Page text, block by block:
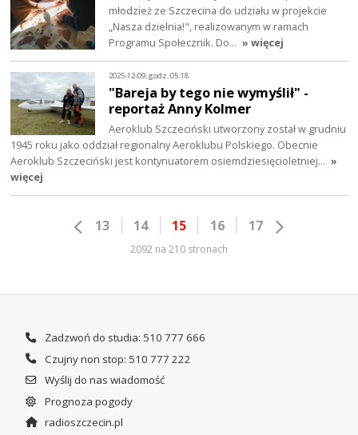
młodzież ze Szczecina do udziału w projekcie
„Nasza dzielnia!", realizowanym w ramach
Programu Społecznik. Do… » więcej
2025-12-09, godz. 05:18
"Bareja by tego nie wymyślił" -
reportaż Anny Kolmer
Aeroklub Szczeciński utworzony został w grudniu
1945 roku jako oddział regionalny Aeroklubu Polskiego. Obecnie
Aeroklub Szczeciński jest kontynuatorem osiemdziesięcioletniej… »
więcej
13 14 15 16 17
2092 na 210 stronach
Zadzwoń do studia: 510 777 666
Czujny non stop: 510 777 222
Wyślij do nas wiadomość
Prognoza pogody
radioszczecin.pl